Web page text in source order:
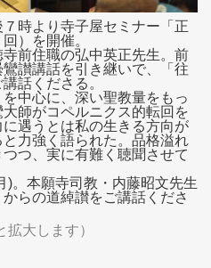
時より寺子屋セミナー「正
）を開催。
前住職の弘中英正先生。前
讃講話を引き継いで、「往
話くださる。
中心に、深い聖教量をもっ
師がコペルニクス的転回を
遇うとは私の生きる方向が
力強く語られた。品格溢れ
つ、実に有難く聴聞させて
)。本願寺司教・内藤昭文先生
らの道綽讃をご講話くださ
大します）